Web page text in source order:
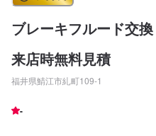
ブレーキフルード交換
来店時無料見積
福井県鯖江市糺町109-1
-